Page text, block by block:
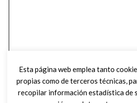
Esta página web emplea tanto
propias como de terceros técnicas,
recopilar información estadística de